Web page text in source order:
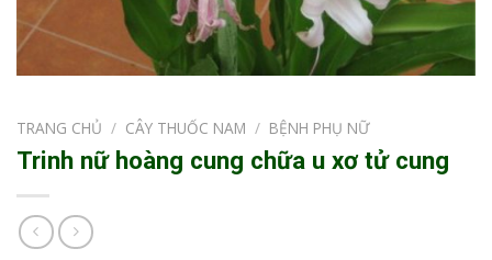
TRANG CHỦ / CÂY THUỐC NAM / BỆNH PHỤ NỮ
Trinh nữ hoàng cung chữa u xơ tử cung